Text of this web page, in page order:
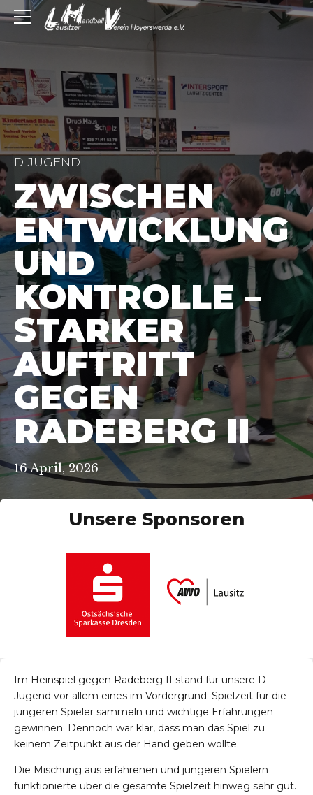
D-JUGEND
ZWISCHEN
ENTWICKLUNG
UND
KONTROLLE –
STARKER
AUFTRITT
GEGEN
RADEBERG II
16 April, 2026
Unsere Sponsoren
Im Heinspiel gegen Radeberg II stand für unsere D-
Jugend vor allem eines im Vordergrund: Spielzeit für die
jüngeren Spieler sammeln und wichtige Erfahrungen
gewinnen. Dennoch war klar, dass man das Spiel zu
keinem Zeitpunkt aus der Hand geben wollte.
Die Mischung aus erfahrenen und jüngeren Spielern
funktionierte über die gesamte Spielzeit hinweg sehr gut.